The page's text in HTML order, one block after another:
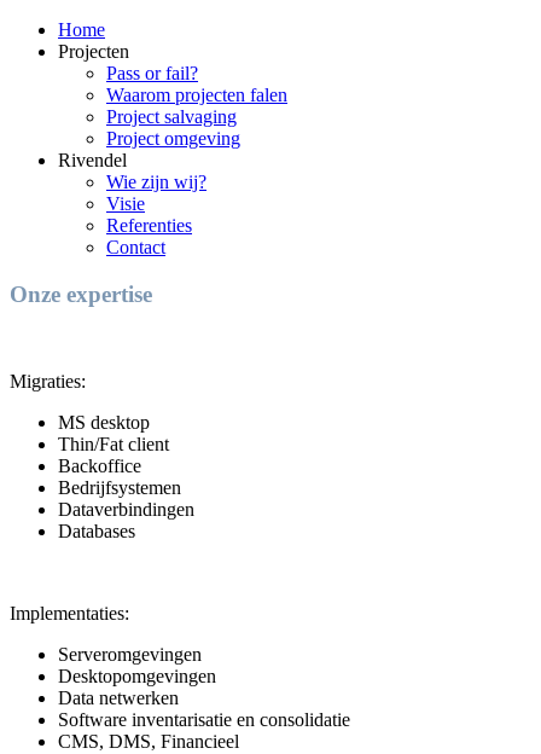
Home
Projecten
Pass or fail?
Waarom projecten falen
Project salvaging
Project omgeving
Rivendel
Wie zijn wij?
Visie
Referenties
Contact
Onze expertise
Migraties:
MS desktop
Thin/Fat client
Backoffice
Bedrijfsystemen
Dataverbindingen
Databases
Implementaties:
Serveromgevingen
Desktopomgevingen
Data netwerken
Software inventarisatie en consolidatie
CMS, DMS, Financieel